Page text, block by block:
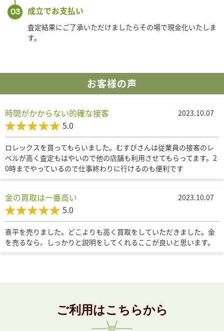
03 成立でお支払い
査定結果にご了承いただけましたらその場で現金化いたしま
す。
お客様の声
時間がかからない的確な接客
5.0
2023.10.07
ロレックスを買ってもらいました。むすびさんは従業員の接客のレ
ベルが高く査定もはやいので他の店舗も利用させてもらってます。2
0時までやっているので仕事終わりに行けるのも便利です
金の買取は一番高い
5.0
2023.10.07
喜平を売りました。どこよりも高く買取をしていただきました。金
を売るなら、しっかりと説明をしてくれるここが良いと思います。
ご利用はこちらから